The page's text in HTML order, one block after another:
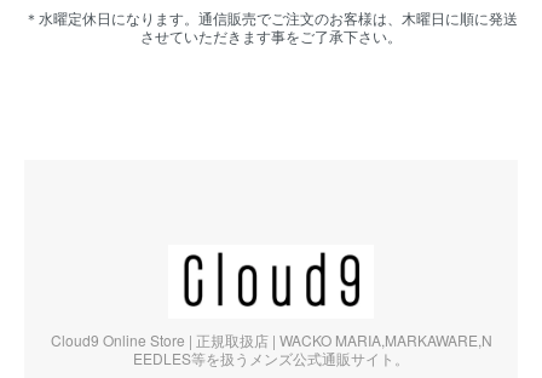
＊水曜定休日になります。通信販売でご注文のお客様は、木曜日に順に発送
させていただきます事をご了承下さい。
Cloud9 Online Store | 正規取扱店 | WACKO MARIA,MARKAWARE,N
EEDLES等を扱うメンズ公式通販サイト。